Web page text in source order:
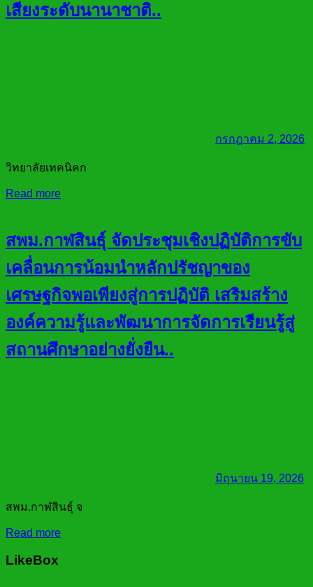
เสียงระดับนานาชาติ..
กรกฎาคม 2, 2026
วิทยาลัยเทคนิคก
Read more
สพม.กาฬสินธุ์ จัดประชุมเชิงปฏิบัติการขับ
เคลื่อนการน้อมนำหลักปรัชญาของ
เศรษฐกิจพอเพียงสู่การปฏิบัติ เสริมสร้าง
องค์ความรู้และพัฒนาการจัดการเรียนรู้สู่
สถานศึกษาอย่างยั่งยืน..
มิถุนายน 19, 2026
สพม.กาฬสินธุ์ จ
Read more
LikeBox